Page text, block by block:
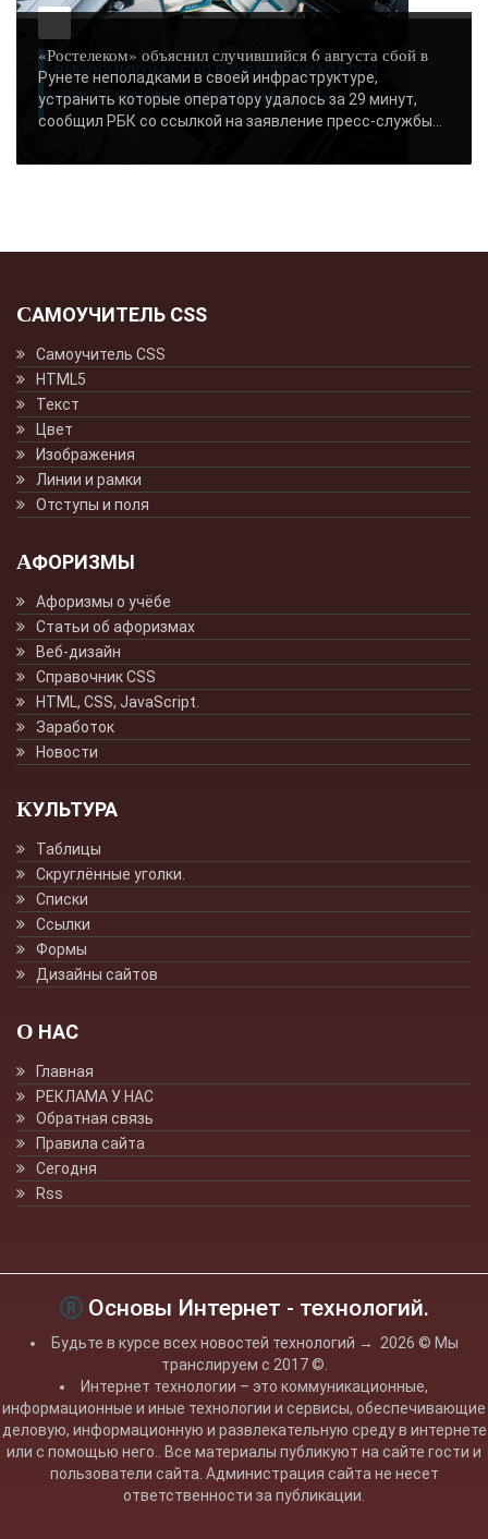
ВИНОВНИКОМ СБОЯ В РУНЕТЕ ОКАЗАЛСЯ
«РОСТЕЛЕКОМ» - «НОВОСТИ СЕТИ»..
«Ростелеком» объяснил случившийся 6 августа сбой в
Рунете неполадками в своей инфраструктуре,
устранить которые оператору удалось за 29 минут,
сообщил РБК со ссылкой на заявление пресс-службы...
САМОУЧИТЕЛЬ CSS
Самоучитель CSS
HTML5
Текст
Цвет
Изображения
Линии и рамки
Отступы и поля
АФОРИЗМЫ
Афоризмы о учёбе
Статьи об афоризмах
Веб-дизайн
Справочник CSS
HTML, CSS, JavaScript.
Заработок
Новости
КУЛЬТУРА
Таблицы
Скруглённые уголки.
Списки
Ссылки
Формы
Дизайны сайтов
О НАС
Главная
РЕКЛАМА У НАС
Обратная связь
Правила сайта
Сегодня
Rss
Основы Интернет - технологий.
Будьте в курсе всех новостей технологий → 2026 © Мы
транслируем с 2017 ©.
Интернет технологии – это коммуникационные,
информационные и иные технологии и сервисы, обеспечивающие
деловую, информационную и развлекательную среду в интернете
или с помощью него.. Все материалы публикуют на сайте гости и
пользователи сайта. Администрация сайта не несет
ответственности за публикации.